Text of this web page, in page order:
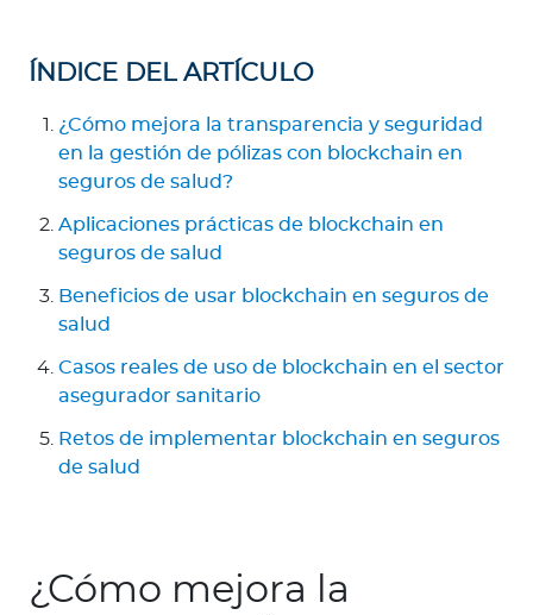
ÍNDICE DEL ARTÍCULO
¿Cómo mejora la transparencia y seguridad
en la gestión de pólizas con blockchain en
seguros de salud?
Aplicaciones prácticas de blockchain en
seguros de salud
Beneficios de usar blockchain en seguros de
salud
Casos reales de uso de blockchain en el sector
asegurador sanitario
Retos de implementar blockchain en seguros
de salud
¿Cómo mejora la